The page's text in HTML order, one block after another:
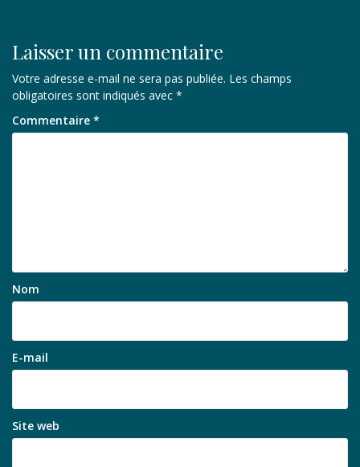
Laisser un commentaire
Votre adresse e-mail ne sera pas publiée. Les champs
obligatoires sont indiqués avec *
Commentaire *
Nom
E-mail
Site web